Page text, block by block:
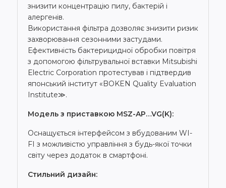
знизити концентрацію пилу, бактерій і
алергенів.
Використання фільтра дозволяє знизити ризик
захворювання сезонними застудами.
Ефективність бактерицидної обробки повітря
з допомогою фільтрувальної вставки Mitsubishi
Electric Corporation протестував і підтвердив
японський інститут «BOKEN Quality Evaluation
Institute≫.
Модель з приставкою MSZ-AP…VG(K):
Оснащується інтерфейсом з вбудованим WI-
FI з можливістю управління з будь-якої точки
світу через додаток в смартфоні.
Стильний дизайн: